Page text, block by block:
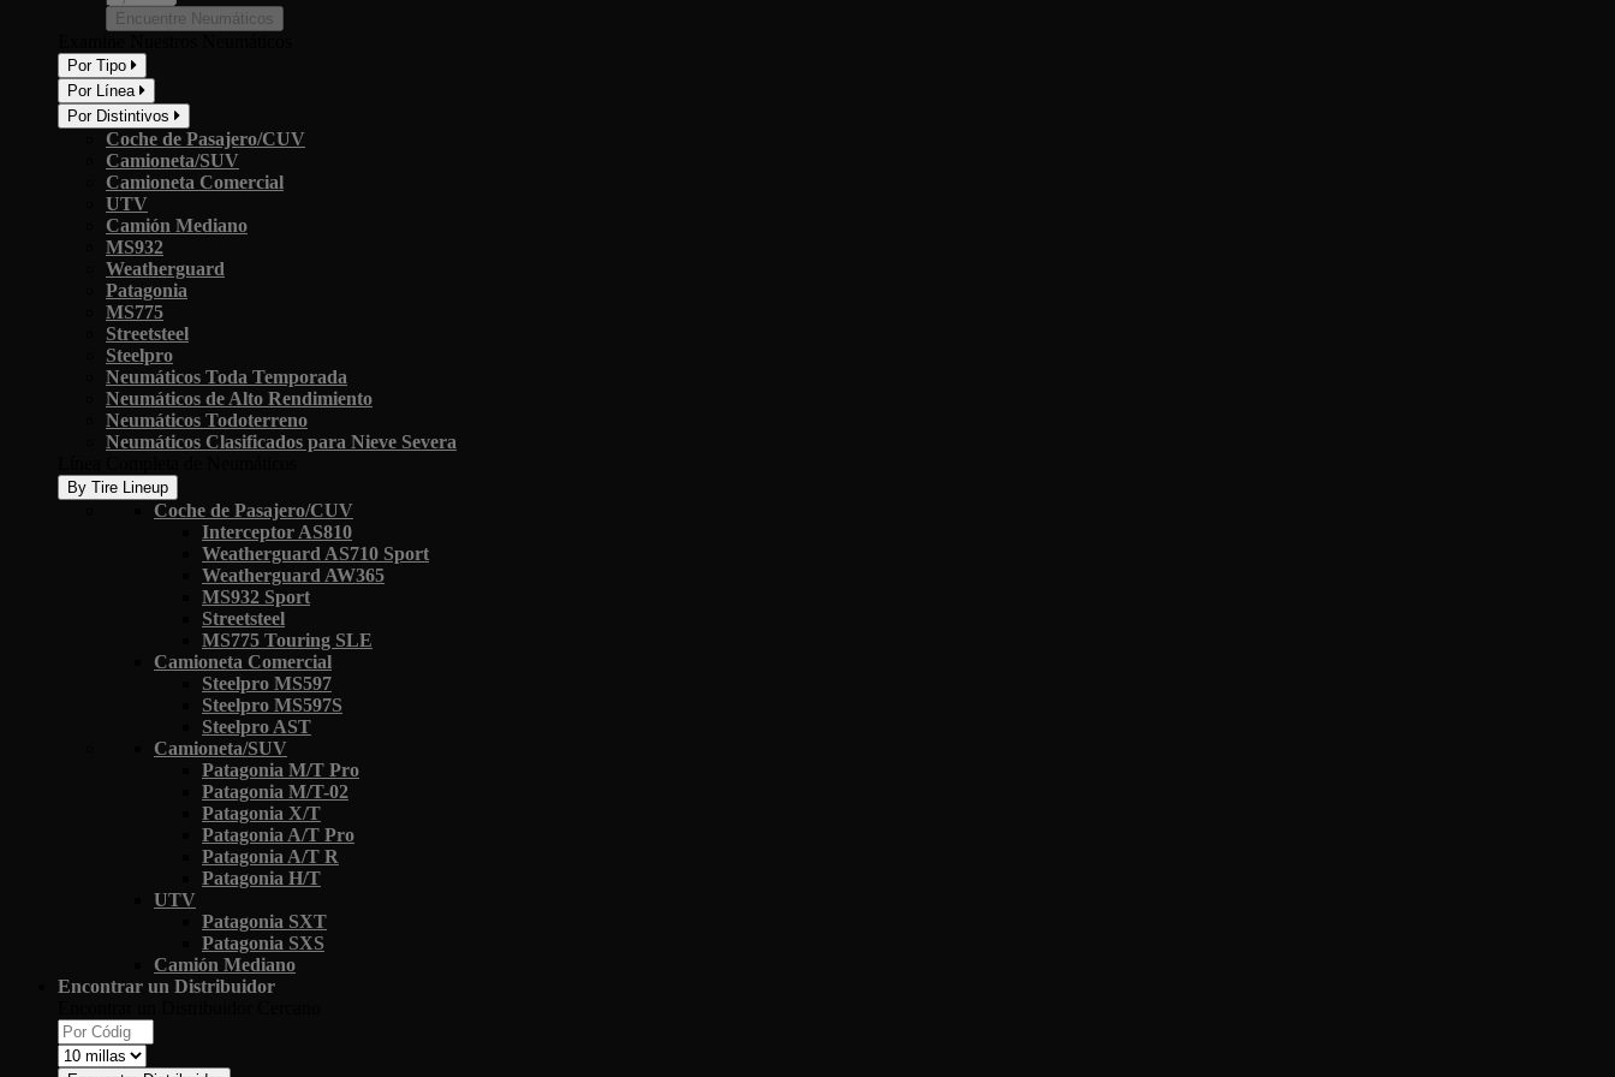
Encuentre Neumáticos
Por Tipo
Por Línea
Por Distintivos
Coche de Pasajero/CUV
Camioneta/SUV
Camioneta Comercial
UTV
Camión Mediano
MS932
Weatherguard
Patagonia
MS775
Streetsteel
Steelpro
Neumáticos Toda Temporada
Neumáticos de Alto Rendimiento
Neumáticos Todoterreno
Neumáticos Clasificados para Nieve Severa
By Tire Lineup
Coche de Pasajero/CUV
Interceptor AS810
Weatherguard AS710 Sport
Weatherguard AW365
MS932 Sport
Streetsteel
MS775 Touring SLE
Camioneta Comercial
Steelpro MS597
Steelpro MS597S
Steelpro AST
Camioneta/SUV
Patagonia M/T Pro
Patagonia M/T-02
Patagonia X/T
Patagonia A/T Pro
Patagonia A/T R
Patagonia H/T
UTV
Patagonia SXT
Patagonia SXS
Camión Mediano
Encontrar un Distribuidor